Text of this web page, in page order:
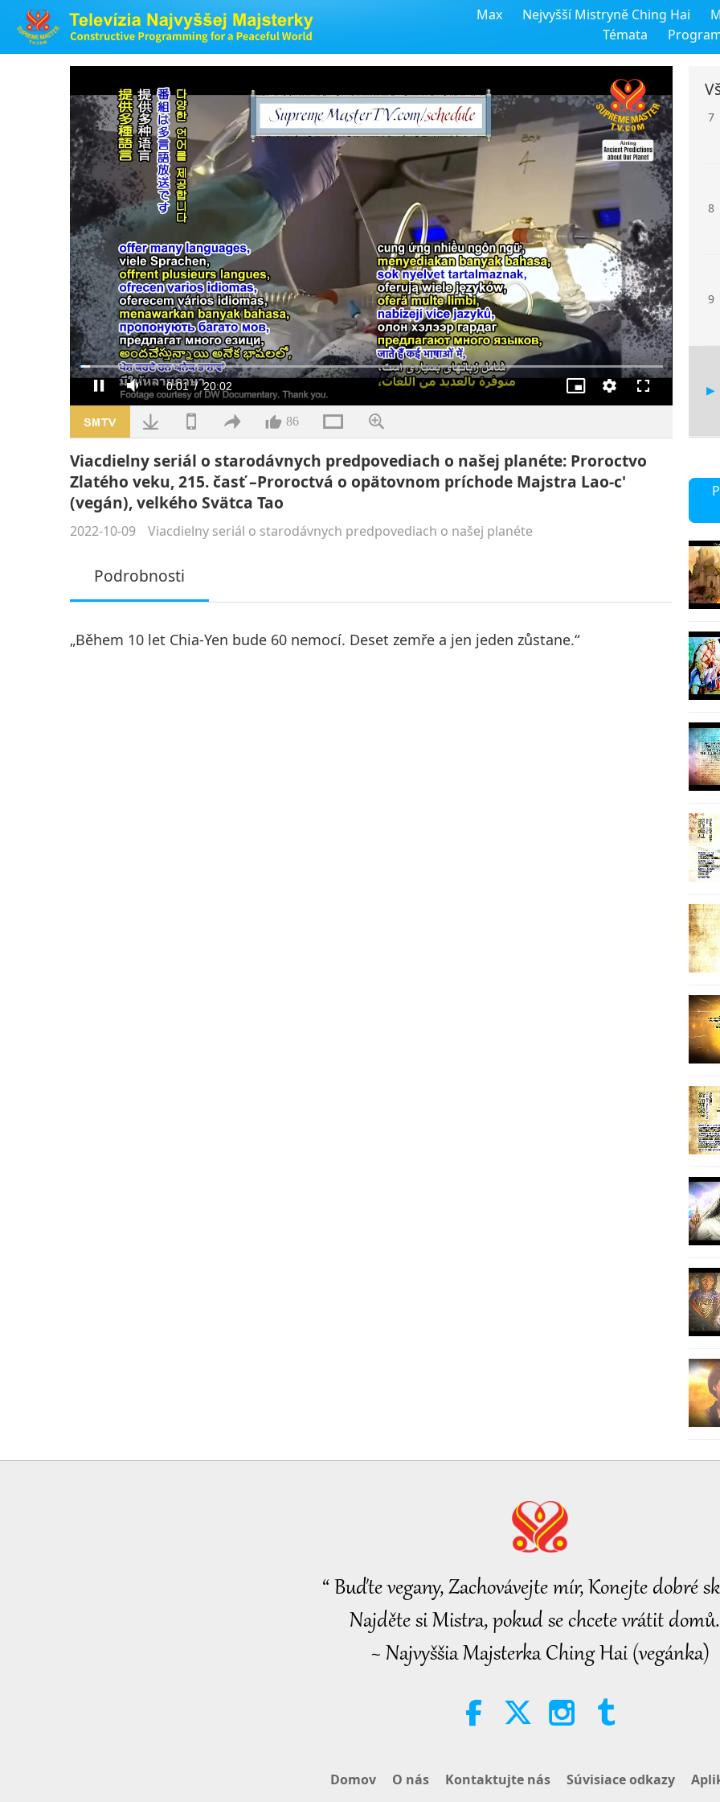
Max Nejvyšší Mistryně Ching Hai
Témata
PauzaZtlumit
Aktuální
0:02 / Doba
trvání
20:02
Načteno:
1.69%
Obraz
v
kvalita Na
celou
86
Viacdielny seriál o starodávnych predpovediach o našej planéte: Proroctvo
Zlatého veku, 215. časť –Proroctvá o opätovnom príchode Majstra Lao-c'
(vegán), velkého Svätca Tao
2022-10-09 Viacdielny seriál o starodávnych predpovediach o našej planéte
Podrobnosti
„Během 10 let Chia-Yen bude 60 nemocí. Deset zemře a jen jeden zůstane.“
7
8
9
11
12
13
14
15
16
17
18
19
20
21
“ Buďte vegany, Zachovávejte mír, Konejte dobré
Najděte si Mistra, pokud se chcete vrátit
~ Najvyššia Majsterka Ching Hai (vegánka)
Domov O nás Kontaktujte nás Súvisiace odkazy